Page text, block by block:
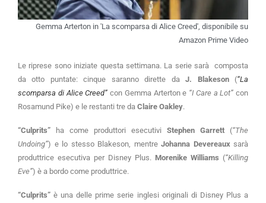
Gemma Arterton in 'La scomparsa di Alice Creed', disponibile su
Amazon Prime Video
Le riprese sono iniziate questa settimana. La serie sarà composta
da otto puntate: cinque saranno dirette daJ. Blakeson(“La
scomparsa di Alice Creed” con Gemma Arterton e “I Care a Lot” con
Rosamund Pike) e le restanti tre da Claire Oakley.
“Culprits” ha come produttori esecutivi Stephen Garrett (“The
Undoing”) e lo stesso Blakeson, mentre Johanna Devereauxsarà
produttrice esecutiva per Disney Plus. Morenike Williams (“Killing
Eve”) è a bordo come produttrice.
“Culprits” è una delle prime serie inglesi originali di Disney Plus a